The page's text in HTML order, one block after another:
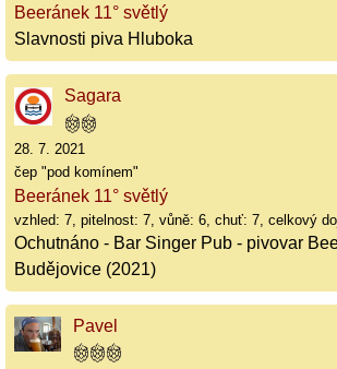
Beeránek 11° světlý
Slavnosti piva Hluboka
Sagara
28. 7. 2021
čep "pod komínem"
Beeránek 11° světlý
vzhled: 7, pitelnost: 7, vůně: 6, chuť: 7, celkový
Ochutnáno - Bar Singer Pub - pivovar
Budějovice (2021)
Pavel